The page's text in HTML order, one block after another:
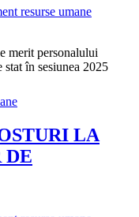
resurse umane
merit personalului
în sesiunea 2025
LA